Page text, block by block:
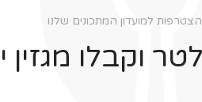
הצטרפות למועדון המתכונים שלנו
וקבלו מגזין